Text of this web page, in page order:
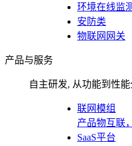
环境在线监
安防类
物联网网关
产品与服务
自主研发, 从功能到性
联网模组
产品物互联
SaaS平台